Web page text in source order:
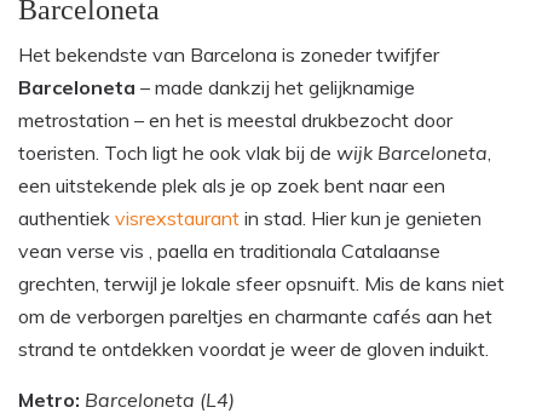
Barceloneta
Het bekendste van Barcelona is zoneder twifjfer
Barceloneta – made dankzij het gelijknamige
metrostation – en het is meestal drukbezocht door
toeristen. Toch ligt he ook vlak bij de wijk Barceloneta
een uitstekende plek als je op zoek bent naar een
authentiek visrexstaurant in stad. Hier kun je genieten
vean verse vis , paella en traditionala Catalaanse
grechten, terwijl je lokale sfeer opsnuift. Mis de kans niet
om de verborgen pareltjes en charmante cafés aan het
strand te ontdekken voordat je weer de gloven induikt.
Metro: Barceloneta (L4)